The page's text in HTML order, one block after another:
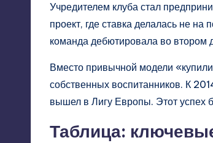
Учредителем клуба стал
проект, где ставка делалась не
команда дебютировала во втором
Вместо привычной модели
собственных воспитанников. К
вышел в Лигу Европы. Этот успех
Таблица: